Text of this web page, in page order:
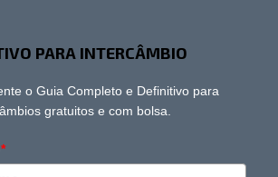
PARA INTERCÂMBIO
o Guia Completo e Definitivo para
gratuitos e com bolsa.
*